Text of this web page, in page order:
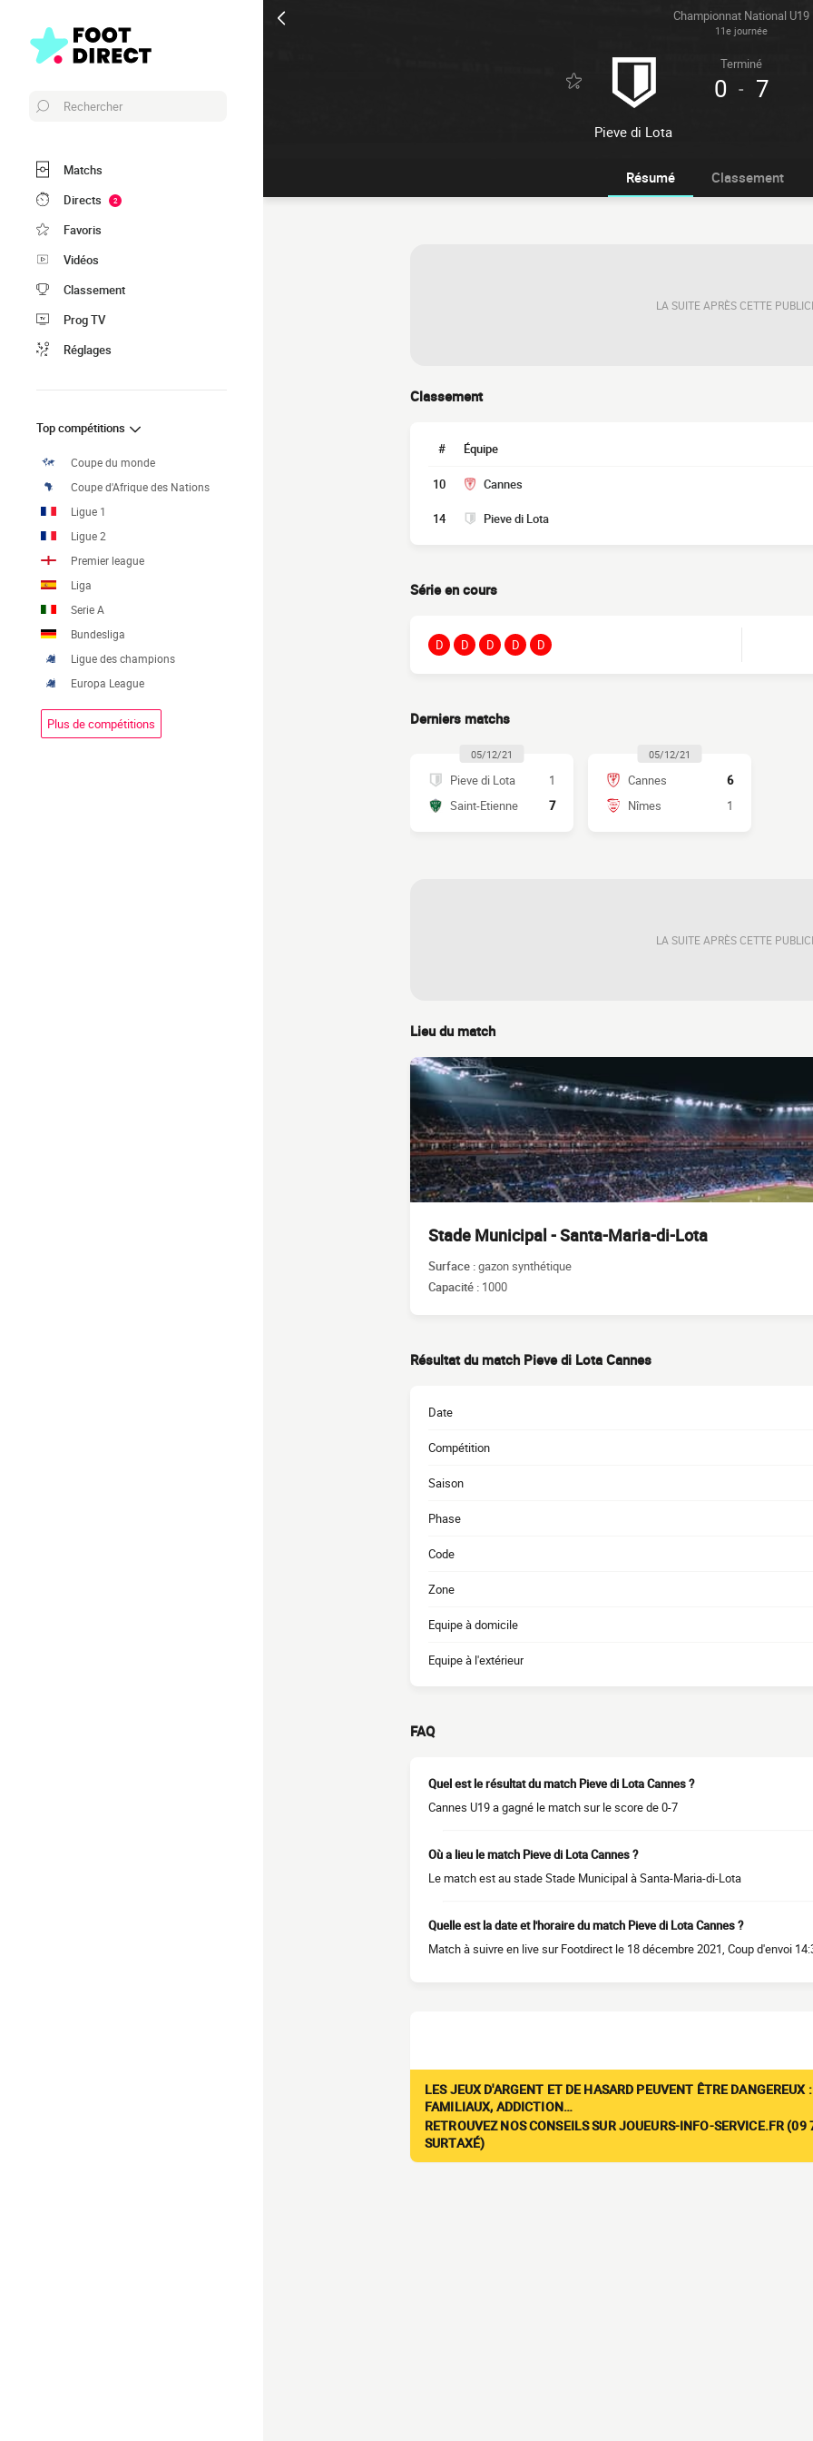
Championnat National U19
11e journée
Pieve di Lota
Terminé
0 - 7
Rechercher
Matchs
Directs
2
Favoris
Vidéos
Classement
Prog TV
Réglages
Top compétitions
Coupe du monde
Coupe d'Afrique des Nations
Ligue 1
Ligue 2
Premier league
Liga
Serie A
Bundesliga
Ligue des champions
Europa League
Plus de compétitions
Résumé Classement
LA SUITE APRÈS CETTE
Classement
# Équipe
10 Cannes
14 Pieve di Lota
Série en cours
D D D D D
Derniers matchs
05/12/21
Pieve di Lota
1
Saint-Etienne
7
05/12/21
Cannes
6
Nîmes
1
LA SUITE APRÈS CETTE
Lieu du match
Stade Municipal - Santa-Maria-di-Lota
Surface :gazon synthétique
Capacité : 1000
Résultat du match Pieve di Lota Cannes
Date
Compétition
Saison
Phase
Code
Zone
Equipe à domicile
Equipe à l'extérieur
FAQ
Quel est le résultat du match Pieve di Lota Cannes ?
Cannes U19 a gagné le match sur le score de 0-7
Où a lieu le match Pieve di Lota Cannes ?
Le match est au stade Stade Municipal à Santa-Maria-di-Lota
Quelle est la date et l'horaire du match Pieve di Lota Cannes ?
Match à suivre en live sur Footdirect le 18 décembre 2021, Coup d'envoi
LES JEUX D'ARGENT ET DE HASARD PEUVENT ÊTRE DANGEREUX
FAMILIAUX, ADDICTION…
RETROUVEZ NOS CONSEILS SUR JOUEURS-INFO-SERVICE.FR
SURTAXÉ)